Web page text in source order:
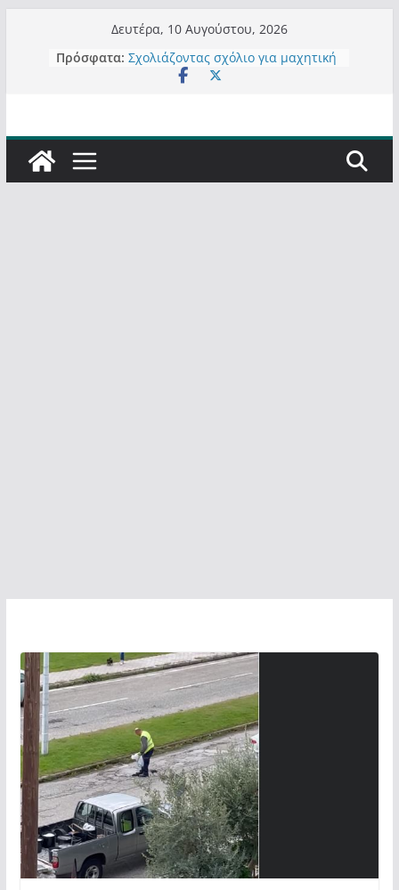
περιεχόμενο
Δευτέρα, 10 Αυγούστου, 2026
Πρόσφατα: Σχολιάζοντας σχόλιο για μαχητική
δημοσιογραφία στην Καστοριά
“μεταμορφώνουν” την Καστοριά,